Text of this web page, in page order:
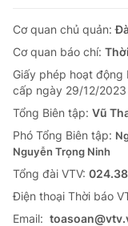
THỜI BÁO VTV
Theo dõi báo trên
Cơ quan chủ quản:
Cơ quan báo chí:
Giấy phép hoạt động
cấp ngày 29/12/2023
Cơ quan chủ quản:
Cơ quan báo chí:
Giấy phép hoạt động
cấp ngày 29/12/2023
Tổng Biên tập: Vũ
Phó Tổng Biên tập:
Nguyễn Trọng Ninh
Tổng đài VTV:
Ðiện thoại Thời báo
Email: